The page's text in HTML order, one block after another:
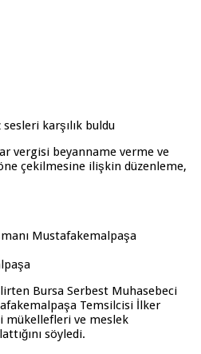
karşılık buldu
vergisi beyanname verme ve
çekilmesine ilişkin düzenleme,
Bursa Serbest Muhasebeci
Temsilcisi İlker
mükellefleri ve meslek
söyledi.